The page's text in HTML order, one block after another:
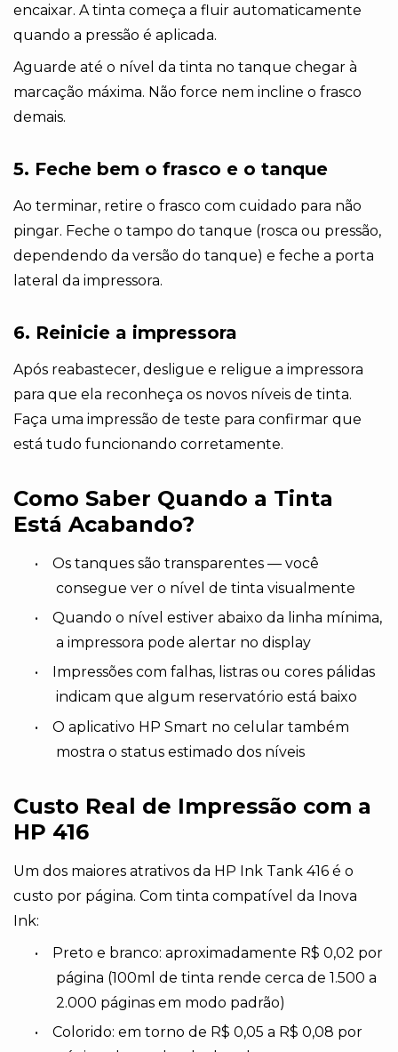
encaixar. A tinta começa a fluir automaticamente
quando a pressão é aplicada.
Aguarde até o nível da tinta no tanque chegar à
marcação máxima. Não force nem incline o frasco
demais.
5. Feche bem o frasco e o tanque
Ao terminar, retire o frasco com cuidado para não
pingar. Feche o tampo do tanque (rosca ou pressão,
dependendo da versão do tanque) e feche a porta
lateral da impressora.
6. Reinicie a impressora
Após reabastecer, desligue e religue a impressora
para que ela reconheça os novos níveis de tinta.
Faça uma impressão de teste para confirmar que
está tudo funcionando corretamente.
Como Saber Quando a Tinta
Está Acabando?
•
Os tanques são transparentes — você
consegue ver o nível de tinta visualmente
•
Quando o nível estiver abaixo da linha mínima,
a impressora pode alertar no display
•
Impressões com falhas, listras ou cores pálidas
indicam que algum reservatório está baixo
•
O aplicativo HP Smart no celular também
mostra o status estimado dos níveis
Custo Real de Impressão com a
HP 416
Um dos maiores atrativos da HP Ink Tank 416 é o
custo por página. Com tinta compatível da Inova
Ink:
•
Preto e branco: aproximadamente R$ 0,02 por
página (100ml de tinta rende cerca de 1.500 a
2.000 páginas em modo padrão)
•
Colorido: em torno de R$ 0,05 a R$ 0,08 por